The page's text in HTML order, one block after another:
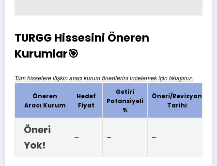
TURGG Hissesini Öneren
Kurumlar🎯
Tüm hisselere ilişkin aracı kurum önerilerini incelemek için tıklayınız.
Öneren
Aracı Kurum
Hedef
Fiyat
Getiri
Potansiyeli
%
Öneri/Revizyon
Tarihi
Öneri
Yok!
- - -